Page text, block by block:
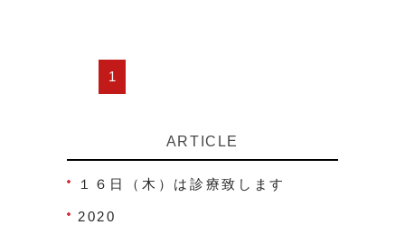
1
ARTICLE
１６日（木）は診療致します
2020